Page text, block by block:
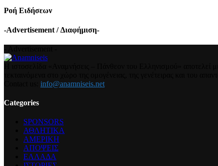
Ροή Ειδήσεων
-Advertisement / Διαφήμιση-
info@anamniseis.net
Categories
SPONSORS
ΑΘΛΗΤΙΚΑ
ΑΜΕΡΙΚΗ
ΑΠΟΨΕΙΣ
ΕΛΛΑΔΑ